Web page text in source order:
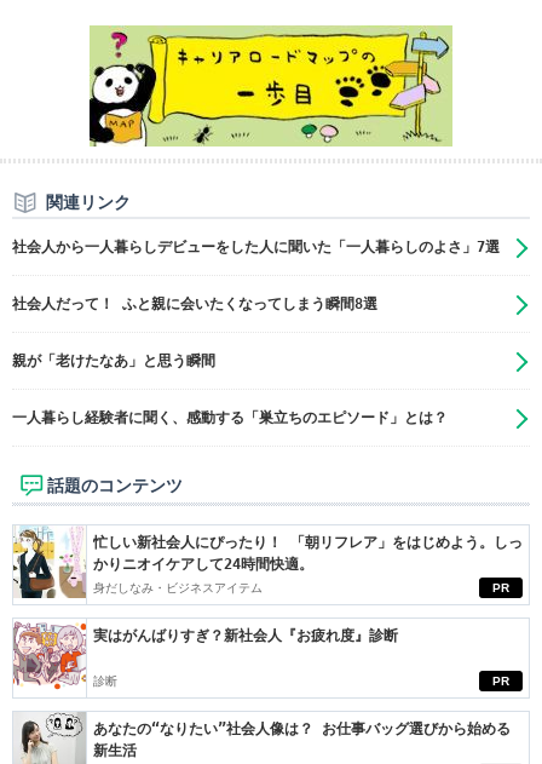
関連リンク
社会人から一人暮らしデビューをした人に聞いた「一人暮らしのよさ」7選
社会人だって！ ふと親に会いたくなってしまう瞬間8選
親が「老けたなあ」と思う瞬間
一人暮らし経験者に聞く、感動する「巣立ちのエピソード」とは？
話題のコンテンツ
PR
忙しい新社会人にぴったり！ 「朝リフレア」をはじめよう。しっ
かりニオイケアして24時間快適。
身だしなみ・ビジネスアイテム
PR
実はがんばりすぎ？新社会人『お疲れ度』診断
診断
あなたの“なりたい”社会人像は？ お仕事バッグ選びから始める
新生活